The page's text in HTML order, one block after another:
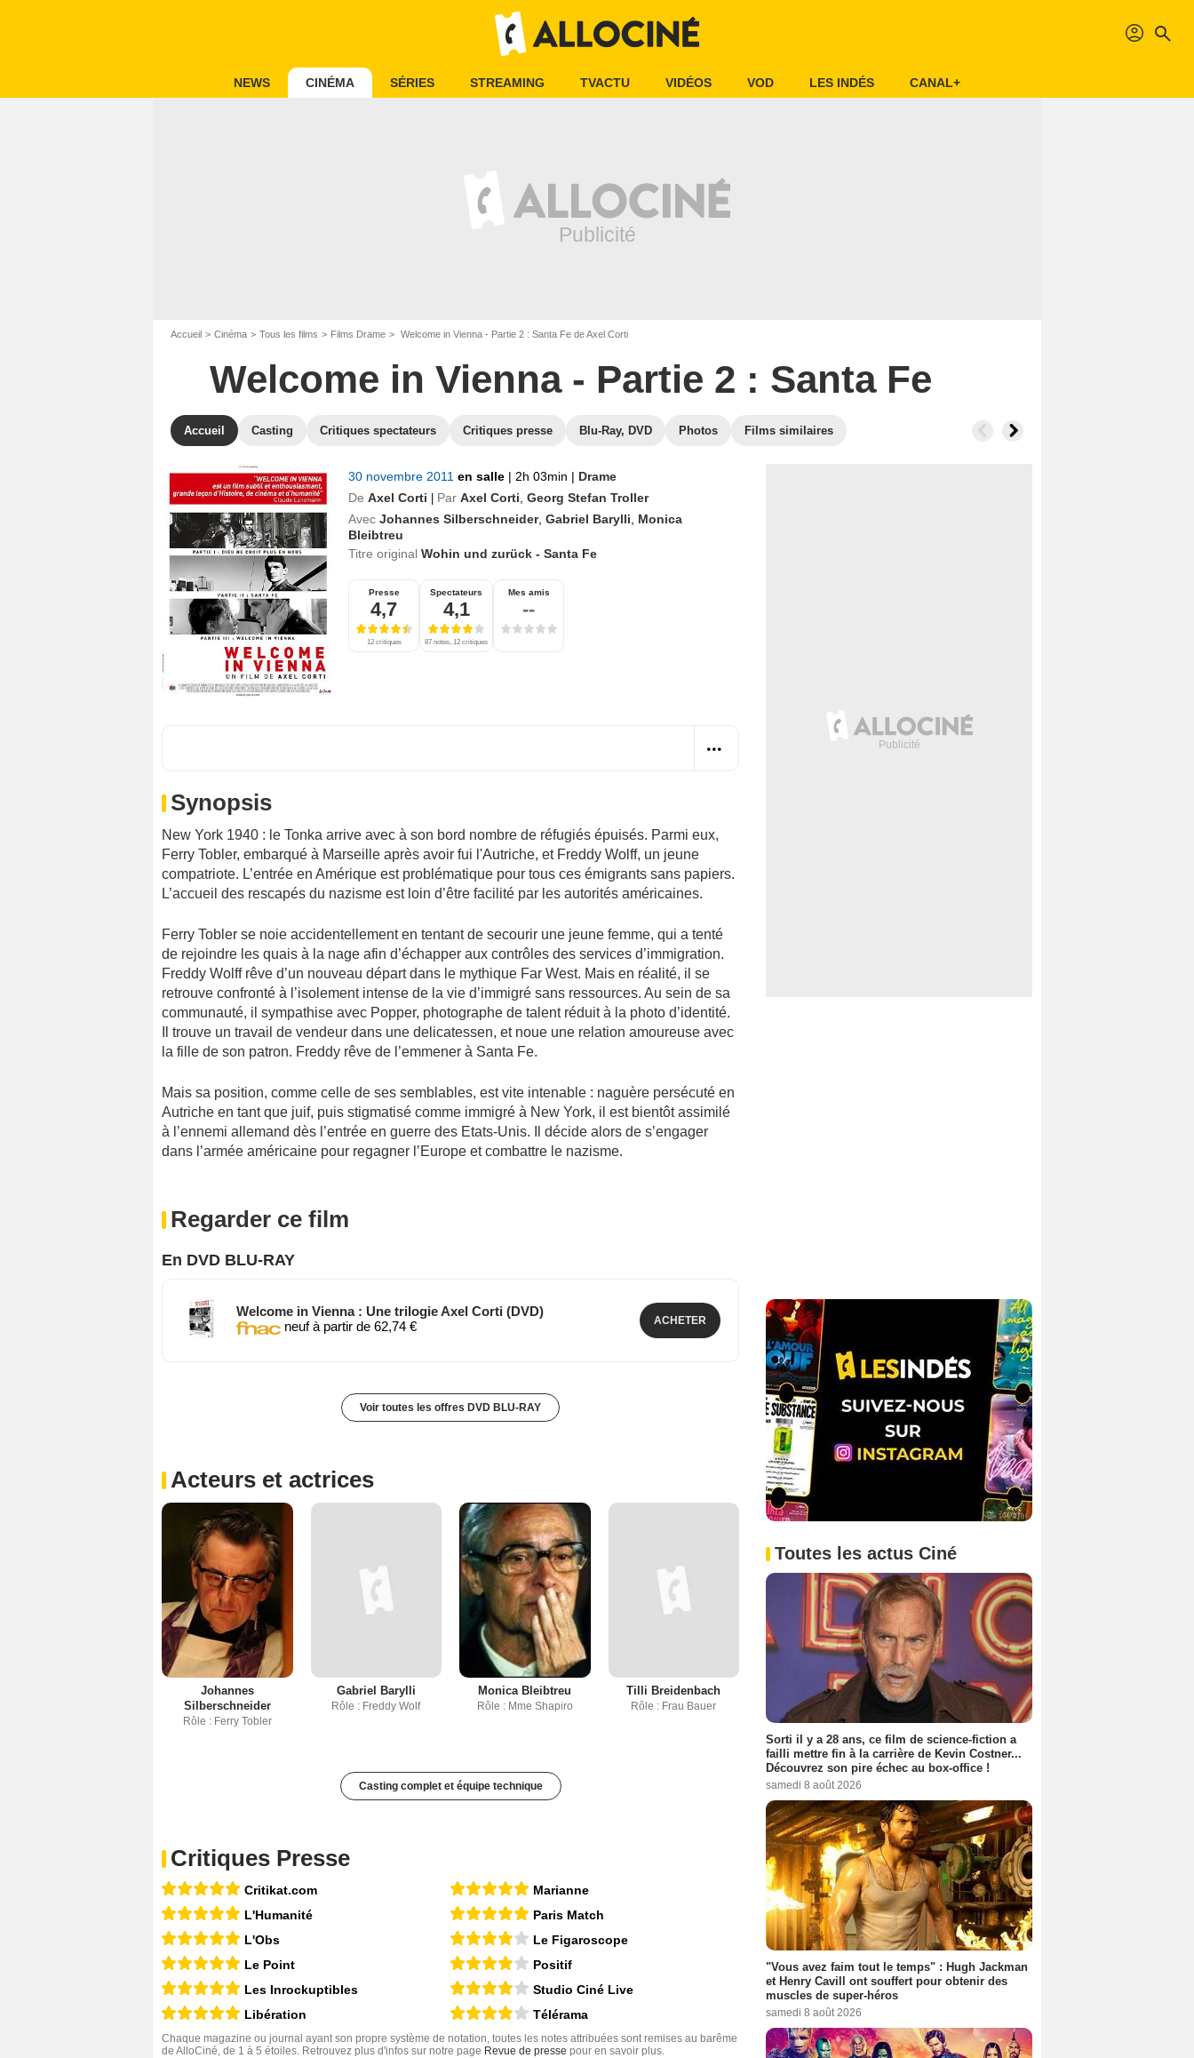
profil search
NEWS CINÉMA SÉRIES STREAMING TVACTU VIDÉOS VOD LES INDÉS CANAL+
Accueil Cinéma Tous les films Films Drame Welcome in Vienna - Partie 2 : Santa Fe de Axel Corti
Welcome in Vienna - Partie 2 : Santa Fe
Accueil Casting Critiques spectateurs Critiques presse Blu-Ray, DVD Photos Films similaires
30 novembre 2011 en salle | 2h 03min | Drame
De Axel Corti Par Axel Corti Georg Stefan Troller
Avec Johannes Silberschneider, Gabriel Barylli
Monica
Bleibtreu
Titre original Wohin und zurück - Santa Fe
Presse
4,7
12 critiques
Spectateurs
4,1
87 notes, 12 critiques
Mes amis
--
Synopsis
New York 1940 : le Tonka arrive avec à son bord nombre de réfugiés épuisés. Parmi eux,
Ferry Tobler, embarqué à Marseille après avoir fui l'Autriche, et Freddy Wolff, un jeune
compatriote. L’entrée en Amérique est problématique pour tous ces émigrants sans papiers.
L’accueil des rescapés du nazisme est loin d’être facilité par les autorités américaines.
Ferry Tobler se noie accidentellement en tentant de secourir une jeune femme, qui a tenté
de rejoindre les quais à la nage afin d’échapper aux contrôles des services d’immigration.
Freddy Wolff rêve d’un nouveau départ dans le mythique Far West. Mais en réalité, il se
retrouve confronté à l’isolement intense de la vie d’immigré sans ressources. Au sein de sa
communauté, il sympathise avec Popper, photographe de talent réduit à la photo d’identité.
Il trouve un travail de vendeur dans une delicatessen, et noue une relation amoureuse avec
la fille de son patron. Freddy rêve de l’emmener à Santa Fe.
Mais sa position, comme celle de ses semblables, est vite intenable : naguère persécuté en
Autriche en tant que juif, puis stigmatisé comme immigré à New York, il est bientôt assimilé
à l’ennemi allemand dès l’entrée en guerre des Etats-Unis. Il décide alors de s’engager
dans l’armée américaine pour regagner l’Europe et combattre le nazisme.
Regarder ce film
En DVD BLU-RAY
Welcome in Vienna : Une trilogie Axel Corti (DVD)
neuf à partir de 62,74 €
ACHETER
Voir toutes les offres DVD BLU-RAY
Acteurs et actrices
Johannes
Silberschneider
Rôle : Ferry Tobler
Gabriel Barylli
Rôle : Freddy Wolf
Monica Bleibtreu
Rôle : Mme Shapiro
Tilli Breidenbach
Rôle : Frau Bauer
Casting complet et équipe technique
Critiques Presse
Critikat.com
L'Humanité
L'Obs
Le Point
Les Inrockuptibles
Libération
Marianne
Paris Match
Le Figaroscope
Positif
Studio Ciné Live
Télérama
Chaque magazine ou journal ayant son propre système de notation, toutes les notes attribuées sont remises au barême
de AlloCiné, de 1 à 5 étoiles. Retrouvez plus d'infos sur notre page Revue de presse pour en savoir plus.
Toutes les actus Ciné
Sorti il y a 28 ans, ce film de science-fiction a
failli mettre fin à la carrière de Kevin Costner...
Découvrez son pire échec au box-office !
samedi 8 août 2026
"Vous avez faim tout le temps" : Hugh Jackman
et Henry Cavill ont souffert pour obtenir des
muscles de super-héros
samedi 8 août 2026